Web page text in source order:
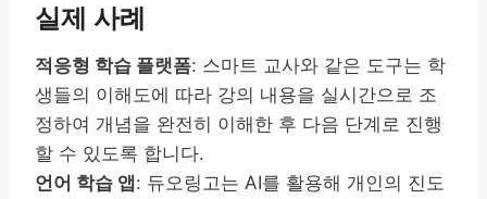
실제 사례
적응형 학습 플랫폼: 스마트 교사와 같은 도구는 학
생들의 이해도에 따라 강의 내용을 실시간으로 조
정하여 개념을 완전히 이해한 후 다음 단계로 진행
할 수 있도록 합니다.
언어 학습 앱: 듀오링고는 AI를 활용해 개인의 진도